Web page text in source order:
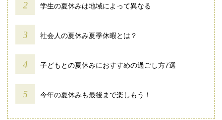
学生の夏休みは地域によって異なる
社会人の夏休み夏季休暇とは？
子どもとの夏休みにおすすめの過ごし方7選
今年の夏休みも最後まで楽しもう！